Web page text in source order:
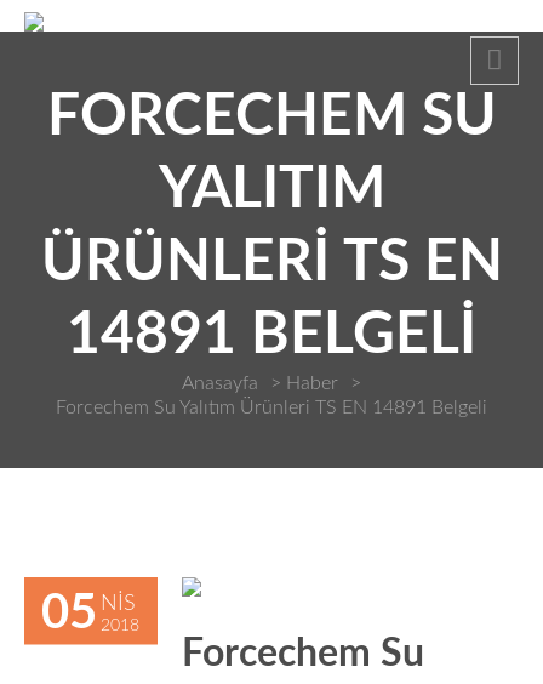
FORCECHEM SU
YALITIM
ÜRÜNLERI TS EN
14891 BELGELI
Anasayfa > Haber
>
Forcechem Su Yalıtım Ürünleri TS EN 14891 Belgeli
05 NIS
2018
Forcechem Su